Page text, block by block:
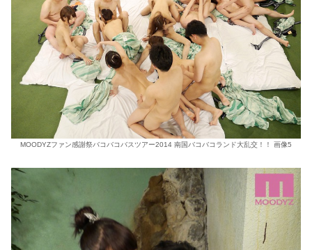
MOODYZファン感謝祭バコバコバスツアー2014 南国バコバコランド大乱交！！ 画像5